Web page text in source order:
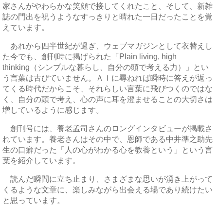
家さんがやわらかな笑顔で接してくれたこと、そして、新雑
誌の門出を祝うようなすっきりと晴れた一日だったことを覚
えています。
あれから四半世紀が過ぎ、ウェブマガジンとして衣替えし
た今でも、創刊時に掲げられた「Plain living, high
thinking（シンプルな暮らし、自分の頭で考える力）」とい
う言葉は古びていません。ＡＩに尋ねれば瞬時に答えが返っ
てくる時代だからこそ、それらしい言葉に飛びつくのではな
く、自分の頭で考え、心の声に耳を澄ませることの大切さは
増しているように感じます。
創刊号には、養老孟司さんのロングインタビューが掲載さ
れています。養老さんはその中で、恩師である中井準之助先
生の口癖だった「人の心がわかる心を教養という」という言
葉を紹介しています。
読んだ瞬間に立ち止まり、さまざまな思いが湧き上がって
くるような文章に、楽しみながら出会える場であり続けたい
と思っています。